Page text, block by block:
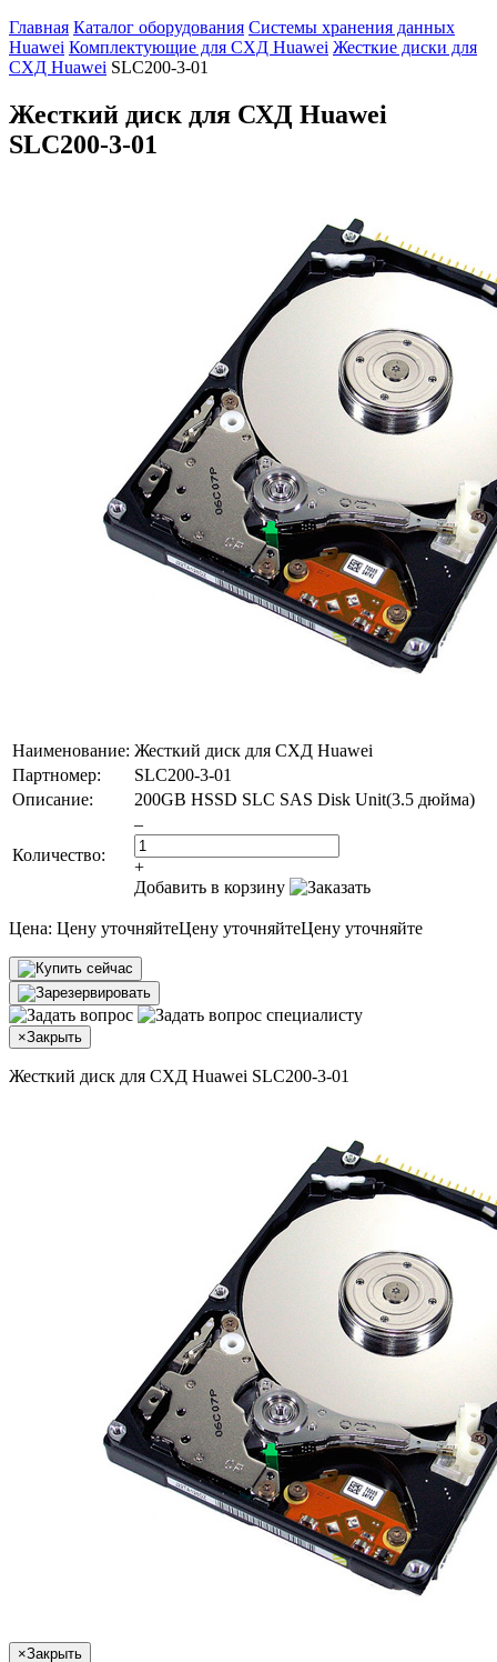
Главная Каталог оборудования Системы хранения данных
Huawei Комплектующие для СХД Huawei Жесткие диски для
СХД Huawei SLC200-3-01
Жесткий диск для СХД Huawei
SLC200-3-01
Наименование: Жесткий диск для СХД Huawei
Партномер:
SLC200-3-01
Описание:
200GB HSSD SLC SAS Disk Unit(3.5 дюйма)
Количество:
–
+
Добавить в корзину
Цена: Цену уточняйтеЦену уточняйтеЦену уточняйте
×Закрыть
Жесткий диск для СХД Huawei SLC200-3-01
×Закрыть